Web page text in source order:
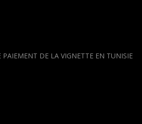
PAIEMENT DE LA VIGNETTE EN TUNISIE